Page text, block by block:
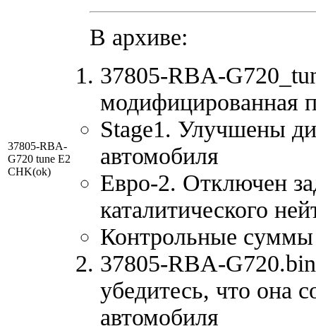
37805-RBA-
G720 tune E2
CHK(ok)
В архиве:
37805-RBA-
модифицированная
Stage1. Улучшены
автомобиля
Евро-2. Отключен
каталитического
Контрольные
37805-RBA-G720.bin
убедитесь, что она
автомобиля